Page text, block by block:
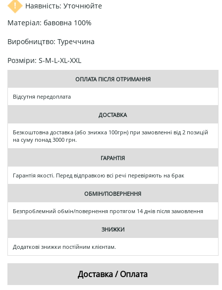
Наявність: Уточнюйте
Матеріал: бавовна 100%
Виробництво: Туреччина
Розміри: S-M-L-XL-XXL
ОПЛАТА ПІСЛЯ ОТРИМАННЯ
Відсутня передоплата
ДОСТАВКА
Безкоштовна доставка (або знижка 100грн) при замовленні від 2 позицій
на суму понад 3000 грн.
ГАРАНТІЯ
Гарантія якості. Перед відправкою всі речі перевіряють на брак
ОБМІН/ПОВЕРНЕННЯ
Безпроблемний обмін/повернення протягом 14 днів після замовлення
ЗНИЖКИ
Додаткові знижки постійним клієнтам.
Доставка / Оплата